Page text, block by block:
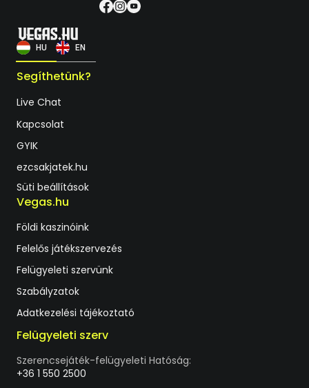
Segíthetünk?
Live Chat
Kapcsolat
GYIK
ezcsakjatek.hu
Süti beállítások
Vegas.hu
Földi kaszinóink
Felelős játékszervezés
Felügyeleti szervünk
Szabályzatok
Adatkezelési tájékoztató
Felügyeleti szerv
Szerencsejáték-felügyeleti Hatóság:
+36 1 550 2500
HU EN